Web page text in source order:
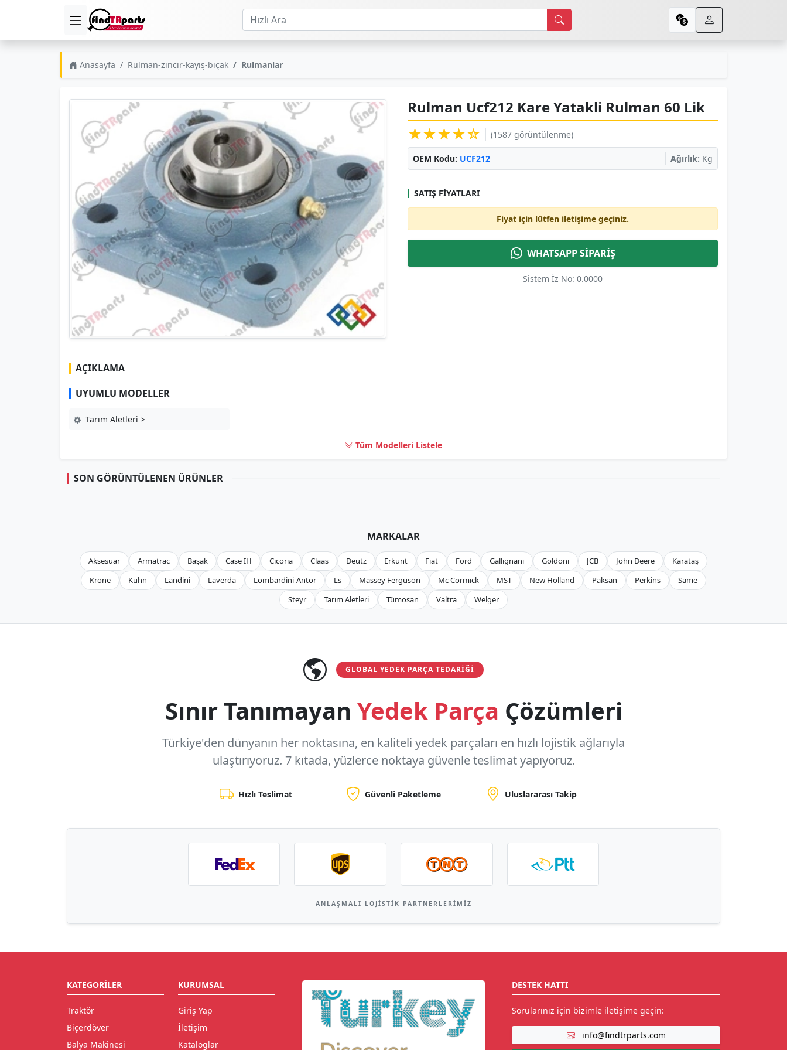
Anasayfa Rulman-zincir-kayış-bıçak Rulmanlar
Rulman Ucf212 Kare Yatakli Rulman 60 Lik
★★★★☆
(1587 görüntülenme)
OEM Kodu: UCF212 Ağırlık: Kg
SATIŞ FIYATLARI
Fiyat için lütfen iletişime geçiniz.
WHATSAPP SİPARİŞ
Sistem İz No: 0.0000
AÇIKLAMA
UYUMLU MODELLER
Tarım Aletleri >
Tüm Modelleri Listele
SON GÖRÜNTÜLENEN ÜRÜNLER
MARKALAR
Aksesuar Armatrac Başak Case IH Cicoria Claas Deutz Erkunt Fiat Ford Gallignani Goldoni JCB John Deere
Karataş
Krone
Kuhn Landini Laverda Lombardini-Antor Ls Massey Ferguson Mc Cormıck MST New Holland Paksan Perkins
Same
Steyr
Tarım Aletleri Tümosan Valtra Welger
GLOBAL YEDEK PARÇA TEDARIĞI
Sınır Tanımayan Yedek Parça Çözümleri
Türkiye'den dünyanın her noktasına, en kaliteli yedek parçaları en hızlı lojistik ağlarıyla
ulaştırıyoruz. 7 kıtada, yüzlerce noktaya güvenle teslimat yapıyoruz.
Hızlı Teslimat Güvenli Paketleme Uluslararası Takip
ANLAŞMALI LOJISTIK PARTNERLERIMIZ
KATEGORILER
Traktör
Biçerdöver
Balya Makinesi
KURUMSAL
Giriş Yap
İletişim
Kataloglar
DESTEK HATTI
Sorularınız için bizimle iletişime geçin:
info@findtrparts.com